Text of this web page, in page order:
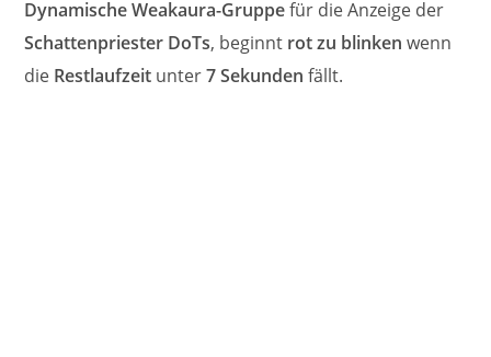
Dynamische Weakaura-Gruppefür die Anzeige der
Schattenpriester DoTs, beginnt rot zu blinken wenn
die Restlaufzeit unter7 Sekunden fällt.